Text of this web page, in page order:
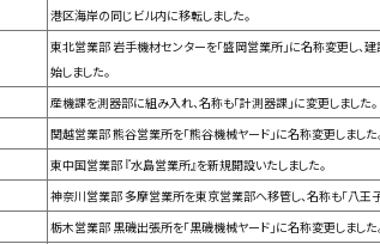
港区海岸の同じビル内に移転しました。
東北営業部 岩手機材センターを「盛岡営業所」に名称変更し、
始しました。
産機課を測器部に組み入れ、名称も「計測器課」に変更しました。
関越営業部 熊谷営業所を「熊谷機械ヤード」に名称変更しました
東中国営業部 『水島営業所』を新規開設いたしました。
神奈川営業部 多摩営業所を東京営業部へ移管し、名称も「八王
栃木営業部 黒磯出張所を「黒磯機械ヤード」に名称変更しました